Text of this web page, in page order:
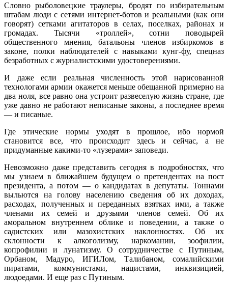
Словно рыболовецкие траулеры, бродят по избирательным
штабам люди с сетями интернет-ботов и реальными (как они
говорят) сетками агитаторов в селах, поселках, районах и
громадах. Тысячи «троллей», сотни поводырей
общественного мнения, батальоны членов избиркомов в
законе, полки наблюдателей с навыками кунг-фу, спецназ
безработных с журналистскими удостоверениями.
И даже если реальная численность этой нарисованной
технологами армии окажется меньше обещанной примерно на
два ноля, все равно она устроит развеселую жизнь стране, где
уже давно не работают неписаные законы, а последнее время
— и писаные.
Где этические нормы уходят в прошлое, ибо нормой
становится все, что происходит здесь и сейчас, а не
придуманные какими-то «лузерами» заповеди.
Невозможно даже представить сегодня в подробностях, что
мы узнаем в ближайшем будущем о претендентах на пост
президента, а потом — о кандидатах в депутаты. Тоннами
выльются на голову населению сведения об их доходах,
расходах, полученных и переданных взятках ими, а также
членами их семей и друзьями членов семей. Об их
аморальном внутреннем облике и поведении, а также о
садистских или мазохистских наклонностях. Об их
склонности к алкоголизму, наркомании, зоофилии,
копрофилии и лунатизму. О сотрудничестве с Путиным,
Орбаном, Мадуро, ИГИЛом, Талибаном, сомалийскими
пиратами, коммунистами, нацистами, инквизицией,
людоедами. И еще раз с Путиным.